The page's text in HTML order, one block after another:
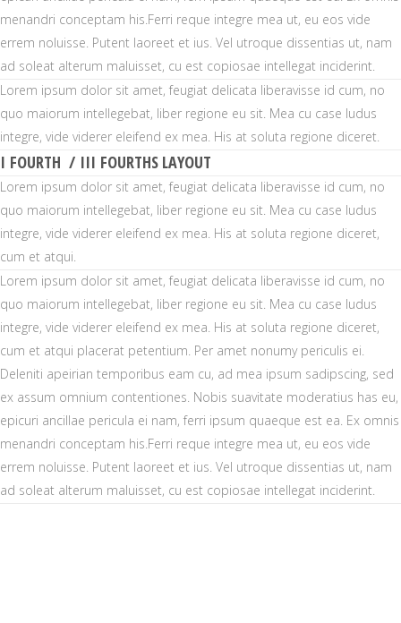
menandri conceptam his.Ferri reque integre mea ut, eu eos vide
errem noluisse. Putent laoreet et ius. Vel utroque dissentias ut, nam
ad soleat alterum maluisset, cu est copiosae intellegat inciderint.
Lorem ipsum dolor sit amet, feugiat delicata liberavisse id cum, no
quo maiorum intellegebat, liber regione eu sit. Mea cu case ludus
integre, vide viderer eleifend ex mea. His at soluta regione diceret.
I FOURTH / III FOURTHS LAYOUT
Lorem ipsum dolor sit amet, feugiat delicata liberavisse id cum, no
quo maiorum intellegebat, liber regione eu sit. Mea cu case ludus
integre, vide viderer eleifend ex mea. His at soluta regione diceret,
cum et atqui.
Lorem ipsum dolor sit amet, feugiat delicata liberavisse id cum, no
quo maiorum intellegebat, liber regione eu sit. Mea cu case ludus
integre, vide viderer eleifend ex mea. His at soluta regione diceret,
cum et atqui placerat petentium. Per amet nonumy periculis ei.
Deleniti apeirian temporibus eam cu, ad mea ipsum sadipscing, sed
ex assum omnium contentiones. Nobis suavitate moderatius has eu,
epicuri ancillae pericula ei nam, ferri ipsum quaeque est ea. Ex omnis
menandri conceptam his.Ferri reque integre mea ut, eu eos vide
errem noluisse. Putent laoreet et ius. Vel utroque dissentias ut, nam
ad soleat alterum maluisset, cu est copiosae intellegat inciderint.